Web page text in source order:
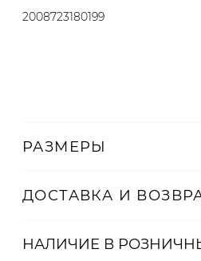
2008723180199
РАЗМЕРЫ
ДОСТАВКА И
НАЛИЧИЕ В